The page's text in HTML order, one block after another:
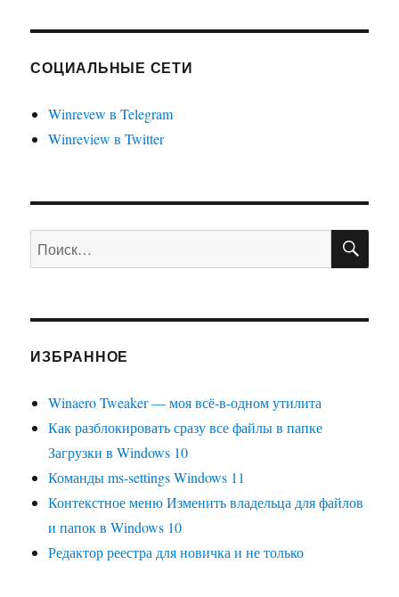
СОЦИАЛЬНЫЕ СЕТИ
Winrevew в Telegram
Winreview в Twitter
Искать:
ИЗБРАННОЕ
Winaero Tweaker — моя всё-в-одном утилита
Как разблокировать сразу все файлы в папке
Загрузки в Windows 10
Команды ms-settings Windows 11
Контекстное меню Изменить владельца для файлов
и папок в Windows 10
Редактор реестра для новичка и не только